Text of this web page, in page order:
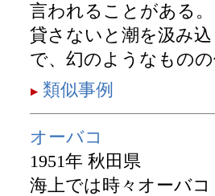
言われることがある
貸さないと潮を汲み
で、幻のようなもの
類似事例
オーバコ
1951年 秋田県
海上では時々オーバ